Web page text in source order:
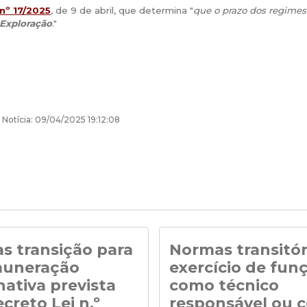
17/2025, de 9 de abril, que determina "que o prazo dos
."
09/04/2025 19:12:08
transição para
prevista
Normas
exercício de
como técnico